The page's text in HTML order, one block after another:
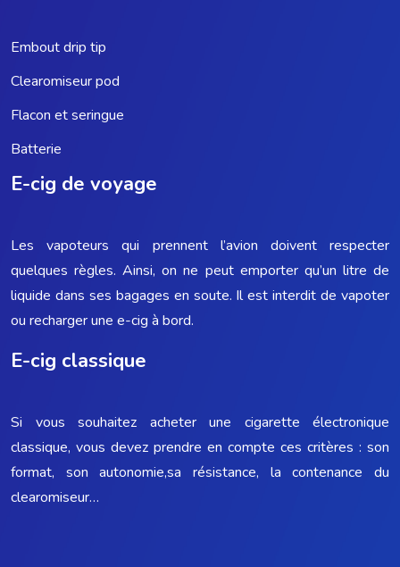
Embout drip tip
Clearomiseur pod
Flacon et seringue
Batterie
E-cig de voyage
Les vapoteurs qui prennent l’avion doivent respecter
quelques règles. Ainsi, on ne peut emporter qu’un litre de
liquide dans ses bagages en soute. Il est interdit de vapoter
ou recharger une e-cig à bord.
E-cig classique
Si vous souhaitez acheter une cigarette électronique
classique, vous devez prendre en compte ces critères : son
format, son autonomie,sa résistance, la contenance du
clearomiseur…